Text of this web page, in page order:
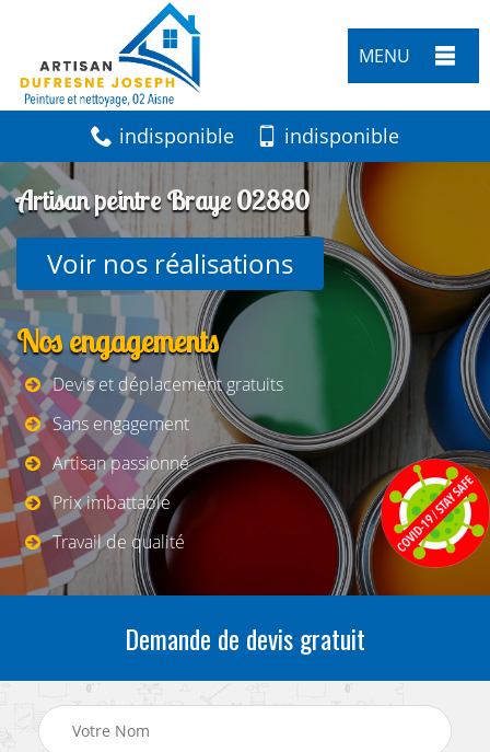
MENU
indisponible indisponible
Artisan peintre Braye 02880
Voir nos réalisations
Nos engagements
Devis et déplacement gratuits
Sans engagement
Artisan passionné
Prix imbattable
Travail de qualité
Demande de devis gratuit